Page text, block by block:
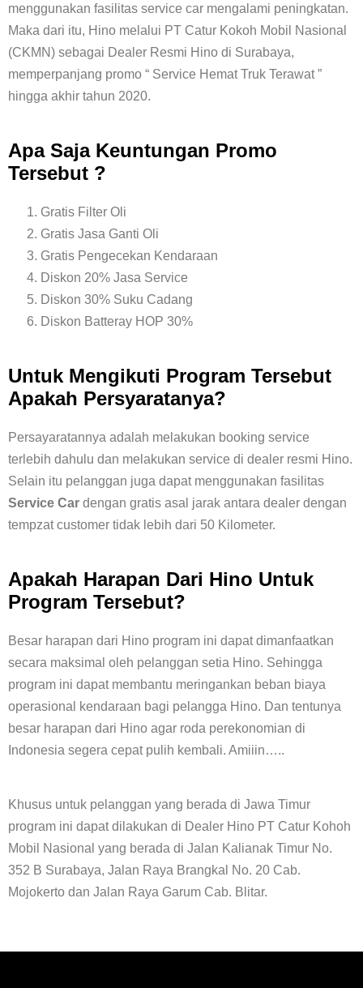
menggunakan fasilitas service car mengalami peningkatan.
Maka dari itu, Hino melalui PT Catur Kokoh Mobil Nasional
(CKMN) sebagai Dealer Resmi Hino di Surabaya,
memperpanjang promo “ Service Hemat Truk Terawat ”
hingga akhir tahun 2020.
Apa Saja Keuntungan Promo
Tersebut ?
Gratis Filter Oli
Gratis Jasa Ganti Oli
Gratis Pengecekan Kendaraan
Diskon 20% Jasa Service
Diskon 30% Suku Cadang
Diskon Batteray HOP 30%
Untuk Mengikuti Program Tersebut
Apakah Persyaratanya?
Persayaratannya adalah melakukan booking service
terlebih dahulu dan melakukan service di dealer resmi Hino.
Selain itu pelanggan juga dapat menggunakan fasilitas
Service Car dengan gratis asal jarak antara dealer dengan
tempzat customer tidak lebih dari 50 Kilometer.
Apakah Harapan Dari Hino Untuk
Program Tersebut?
Besar harapan dari Hino program ini dapat dimanfaatkan
secara maksimal oleh pelanggan setia Hino. Sehingga
program ini dapat membantu meringankan beban biaya
operasional kendaraan bagi pelangga Hino. Dan tentunya
besar harapan dari Hino agar roda perekonomian di
Indonesia segera cepat pulih kembali. Amiiin…..
Khusus untuk pelanggan yang berada di Jawa Timur
program ini dapat dilakukan di Dealer Hino PT Catur Kohoh
Mobil Nasional yang berada di Jalan Kalianak Timur No.
352 B Surabaya, Jalan Raya Brangkal No. 20 Cab.
Mojokerto dan Jalan Raya Garum Cab. Blitar.